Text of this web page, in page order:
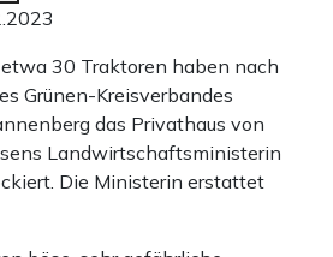
30 Traktoren haben nach
Grünen-Kreisverbandes
das Privathaus von
Landwirtschaftsministerin
Die Ministerin erstattet